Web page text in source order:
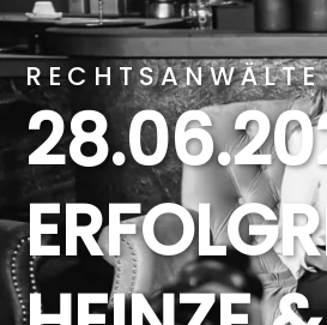
allgemein
Studienplatz einklagen
Öffentliches Baurecht
Verfassungsbeschwerden &
Europarecht
und Hochschulrecht
Allgemeines Verwaltungsrecht